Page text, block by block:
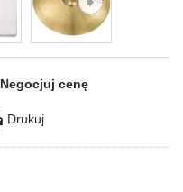
Negocjuj cenę
Drukuj